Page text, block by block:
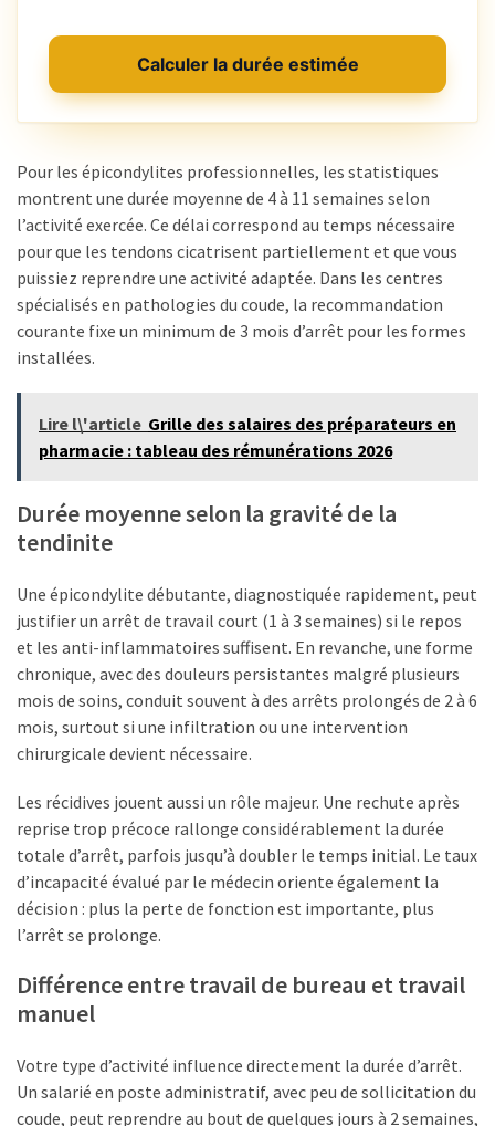
Calculer la durée estimée
Pour les épicondylites professionnelles, les statistiques
montrent une durée moyenne de 4 à 11 semaines selon
l’activité exercée. Ce délai correspond au temps nécessaire
pour que les tendons cicatrisent partiellement et que vous
puissiez reprendre une activité adaptée. Dans les centres
spécialisés en pathologies du coude, la recommandation
courante fixe un minimum de 3 mois d’arrêt pour les formes
installées.
Lire l\'article Grille des salaires des préparateurs en
pharmacie : tableau des rémunérations 2026
Durée moyenne selon la gravité de la
tendinite
Une épicondylite débutante, diagnostiquée rapidement, peut
justifier un arrêt de travail court (1 à 3 semaines) si le repos
et les anti-inflammatoires suffisent. En revanche, une forme
chronique, avec des douleurs persistantes malgré plusieurs
mois de soins, conduit souvent à des arrêts prolongés de 2 à 6
mois, surtout si une infiltration ou une intervention
chirurgicale devient nécessaire.
Les récidives jouent aussi un rôle majeur. Une rechute après
reprise trop précoce rallonge considérablement la durée
totale d’arrêt, parfois jusqu’à doubler le temps initial. Le taux
d’incapacité évalué par le médecin oriente également la
décision : plus la perte de fonction est importante, plus
l’arrêt se prolonge.
Différence entre travail de bureau et travail
manuel
Votre type d’activité influence directement la durée d’arrêt.
Un salarié en poste administratif, avec peu de sollicitation du
coude, peut reprendre au bout de quelques jours à 2 semaines,